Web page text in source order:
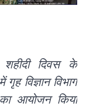
दिवस के
गृह विज्ञान विभाग
का आयोजन किया